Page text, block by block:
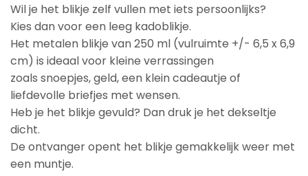
Wil je het blikje zelf vullen met iets persoonlijks?
Kies dan voor een leeg kadoblikje.
Het metalen blikje van 250 ml (vulruimte +/- 6,5 x 6,9
cm) is ideaal voor kleine verrassingen
zoals snoepjes, geld, een klein cadeautje of
liefdevolle briefjes met wensen.
Heb je het blikje gevuld? Dan druk je het dekseltje
dicht.
De ontvanger opent het blikje gemakkelijk weer met
een muntje.